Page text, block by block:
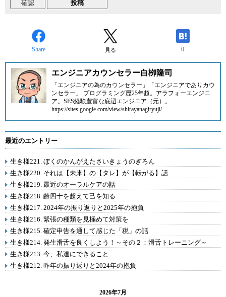
Share 見る 0
エンジニアカウンセラー白栁隆司
「エンジニアの為のカウンセラー」「エンジニアでありカウ
ンセラー」 プログラミング歴25年超。アラフォーエンジニ
ア。SES経験豊富な底辺エンジニア（元）。
https://sites.google.com/view/shirayanagiryuji/
最近のエントリー
生き様221. ぼくのかんがえたさいきょうのぎろん
生き様220. それは【未来】の【タレ】が【転がる】話
生き様219. 最近のオーラルケアの話
生き様218. 齢四十を超えて己を知る
生き様217. 2024年の振り返りと2025年の抱負
生き様216. 緊張の種類を見極めて対策を
生き様215. 確定申告を通して感じた「税」の話
生き様214. 発生滑舌を良くしよう！～その２：滑舌トレーニング～
生き様213. 今、私達にできること
生き様212. 昨年の振り返りと2024年の抱負
2026年7月